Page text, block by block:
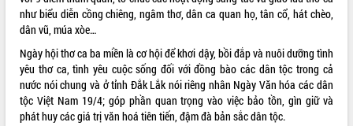
như biểu diễn cồng chiêng, ngâm thơ, dân ca quan họ, tân cổ, hát chèo,
dân vũ, múa xòe…
Ngày hội thơ ca ba miền là cơ hội để khơi dậy, bồi đắp và nuôi dưỡng tình
yêu thơ ca, tình yêu cuộc sống đối với đồng bào các dân tộc trong cả
nước nói chung và ở tỉnh Đắk Lắk nói riêng nhân Ngày Văn hóa các dân
tộc Việt Nam 19/4; góp phần quan trọng vào việc bảo tồn, gìn giữ và
phát huy các giá trị văn hoá tiên tiến, đậm đà bản sắc dân tộc.